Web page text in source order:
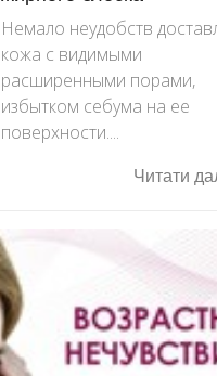
Немало неудобств
кожа с видимыми
расширенными порами,
избытком себума на ее
поверхности....
Читати